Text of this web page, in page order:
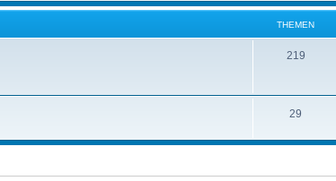
THEMEN
219
29